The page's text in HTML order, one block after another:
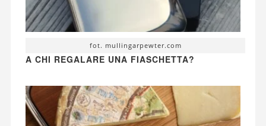
fot. mullingarpewter.com
A CHI REGALARE UNA FIASCHETTA?